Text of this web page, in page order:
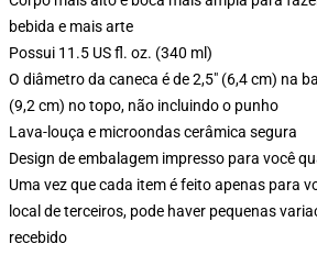
bebida e mais arte
Possui 11.5 US fl. oz. (340 ml)
O diâmetro da caneca é de 2,5" (6,4 cm) na
(9,2 cm) no topo, não incluindo o punho
Lava-louça e microondas cerâmica segura
Design de embalagem impresso para você
Uma vez que cada item é feito apenas para
local de terceiros, pode haver pequenas
recebido